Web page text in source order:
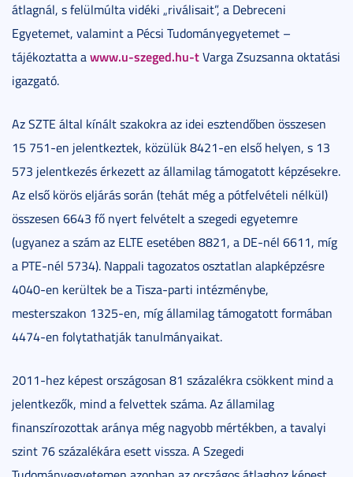
átlagnál, s felülmúlta vidéki „riválisait”, a Debreceni
Egyetemet, valamint a Pécsi Tudományegyetemet –
tájékoztatta awww.u-szeged.hu-tVarga Zsuzsanna oktatási
igazgató.
Az SZTE által kínált szakokra az idei esztendőben összesen
15 751-en jelentkeztek, közülük 8421-en első helyen, s 13
573 jelentkezés érkezett az államilag támogatott képzésekre.
Az első körös eljárás során (tehát még a pótfelvételi nélkül)
összesen 6643 fő nyert felvételt a szegedi egyetemre
(ugyanez a szám az ELTE esetében 8821, a DE-nél 6611, míg
a PTE-nél 5734). Nappali tagozatos osztatlan alapképzésre
4040-en kerültek be a Tisza-parti intézménybe,
mesterszakon 1325-en, míg államilag támogatott formában
4474-en folytathatják tanulmányaikat.
2011-hez képest országosan 81 százalékra csökkent mind a
jelentkezők, mind a felvettek száma. Az államilag
finanszírozottak aránya még nagyobb mértékben, a tavalyi
szint 76 százalékára esett vissza. A Szegedi